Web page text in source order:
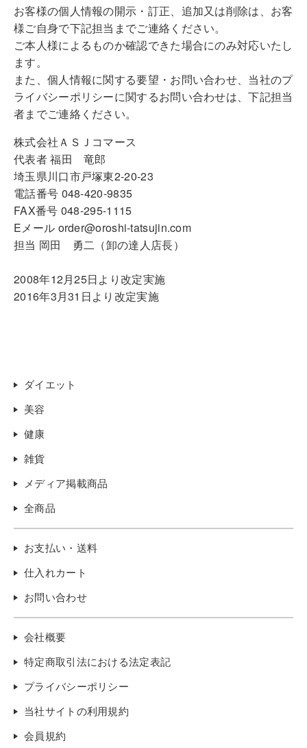
お客様の個人情報の開示・訂正、追加又は削除は、お客
様ご自身で下記担当までご連絡ください。
ご本人様によるものか確認できた場合にのみ対応いたし
ます。
また、個人情報に関する要望・お問い合わせ、当社のプ
ライバシーポリシーに関するお問い合わせは、下記担当
者までご連絡ください。
株式会社ＡＳＪコマース
代表者 福田 竜郎
埼玉県川口市戸塚東2-20-23
電話番号 048-420-9835
FAX番号 048-295-1115
Eメール order@oroshi-tatsujin.com
担当 岡田 勇二（卸の達人店長）
2008年12月25日より改定実施
2016年3月31日より改定実施
ダイエット
美容
健康
雑貨
メディア掲載商品
全商品
お支払い・送料
仕入れカート
お問い合わせ
会社概要
特定商取引法における法定表記
プライバシーポリシー
当社サイトの利用規約
会員規約